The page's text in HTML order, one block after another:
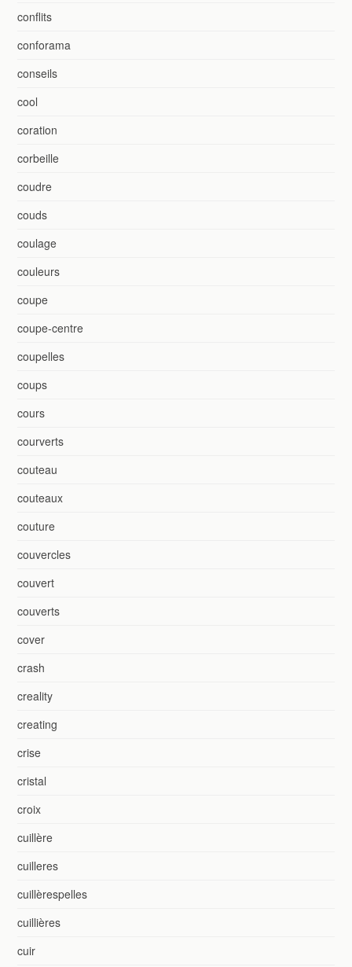
conflits
conforama
conseils
cool
coration
corbeille
coudre
couds
coulage
couleurs
coupe
coupe-centre
coupelles
coups
cours
courverts
couteau
couteaux
couture
couvercles
couvert
couverts
cover
crash
creality
creating
crise
cristal
croix
cuillère
cuilleres
cuillèrespelles
cuillières
cuir